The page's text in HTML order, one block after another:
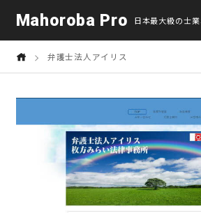
Mahoroba Pro 日本最大級の士
弁護士法人アイリス